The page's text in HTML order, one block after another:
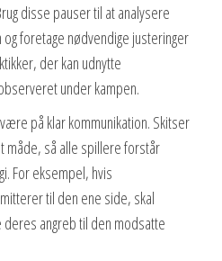
disse pauser til at analysere
foretage nødvendige justeringer
der kan udnytte
under kampen.
på klar kommunikation. Skitser
måde, så alle spillere forstår
For eksempel, hvis
til den ene side, skal
angreb til den modsatte